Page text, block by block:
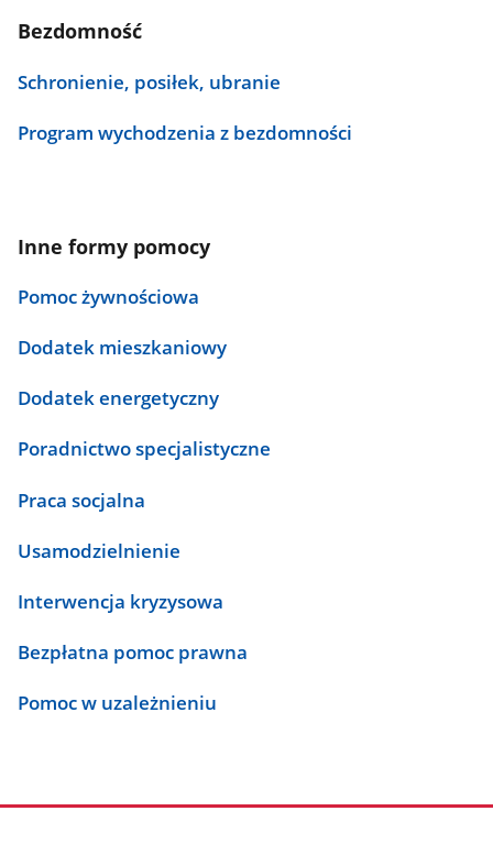
Bezdomność
Schronienie, posiłek, ubranie
Program wychodzenia z bezdomności
Inne formy pomocy
Pomoc żywnościowa
Dodatek mieszkaniowy
Dodatek energetyczny
Poradnictwo specjalistyczne
Praca socjalna
Usamodzielnienie
Interwencja kryzysowa
Bezpłatna pomoc prawna
Pomoc w uzależnieniu